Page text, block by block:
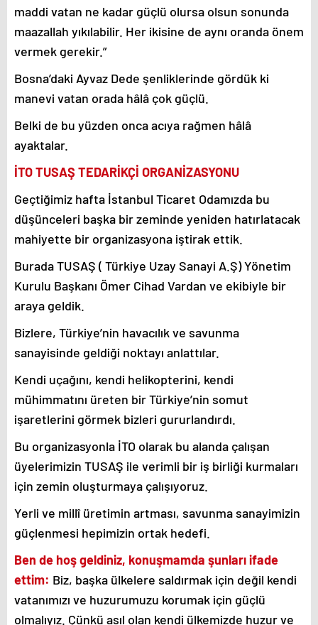
maddi vatan ne kadar güçlü olursa olsun sonunda
maazallah yıkılabilir. Her ikisine de aynı oranda önem
vermek gerekir.”
Bosna’daki Ayvaz Dede şenliklerinde gördük ki
manevi vatan orada hâlâ çok güçlü.
Belki de bu yüzden onca acıya rağmen hâlâ
ayaktalar.
İTO TUSAŞ TEDARİKÇİ ORGANİZASYONU
Geçtiğimiz hafta İstanbul Ticaret Odamızda bu
düşünceleri başka bir zeminde yeniden hatırlatacak
mahiyette bir organizasyona iştirak ettik.
Burada TUSAŞ ( Türkiye Uzay Sanayi A.Ş) Yönetim
Kurulu Başkanı Ömer Cihad Vardan ve ekibiyle bir
araya geldik.
Bizlere, Türkiye’nin havacılık ve savunma
sanayisinde geldiği noktayı anlattılar.
Kendi uçağını, kendi helikopterini, kendi
mühimmatını üreten bir Türkiye’nin somut
işaretlerini görmek bizleri gururlandırdı.
Bu organizasyonla İTO olarak bu alanda çalışan
üyelerimizin TUSAŞ ile verimli bir iş birliği kurmaları
için zemin oluşturmaya çalışıyoruz.
Yerli ve millî üretimin artması, savunma sanayimizin
güçlenmesi hepimizin ortak hedefi.
Ben de hoş geldiniz, konuşmamda şunları ifade
ettim: Biz, başka ülkelere saldırmak için değil kendi
vatanımızı ve huzurumuzu korumak için güçlü
olmalıyız. Çünkü asıl olan kendi ülkemizde huzur ve